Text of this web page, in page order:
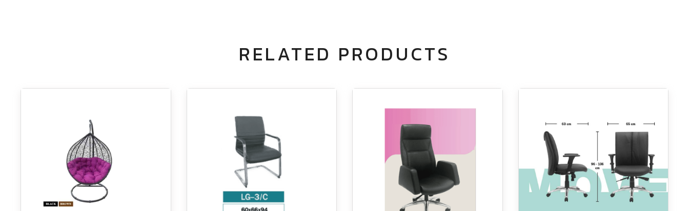
RELATED PRODUCTS